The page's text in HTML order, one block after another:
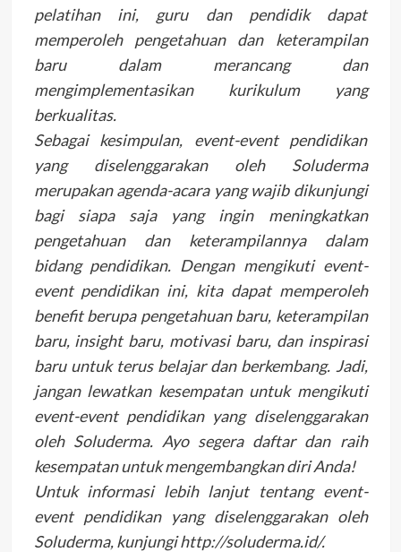
pelatihan ini, guru dan pendidik dapat
memperoleh pengetahuan dan keterampilan
baru dalam merancang dan
mengimplementasikan kurikulum yang
berkualitas.
Sebagai kesimpulan, event-event pendidikan
yang diselenggarakan oleh Soluderma
merupakan agenda-acara yang wajib dikunjungi
bagi siapa saja yang ingin meningkatkan
pengetahuan dan keterampilannya dalam
bidang pendidikan. Dengan mengikuti event-
event pendidikan ini, kita dapat memperoleh
benefit berupa pengetahuan baru, keterampilan
baru, insight baru, motivasi baru, dan inspirasi
baru untuk terus belajar dan berkembang. Jadi,
jangan lewatkan kesempatan untuk mengikuti
event-event pendidikan yang diselenggarakan
oleh Soluderma. Ayo segera daftar dan raih
kesempatan untuk mengembangkan diri Anda!
Untuk informasi lebih lanjut tentang event-
event pendidikan yang diselenggarakan oleh
Soluderma, kunjungi http://soluderma.id/.